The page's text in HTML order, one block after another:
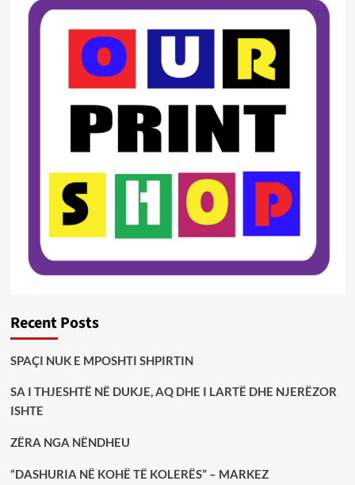
Recent Posts
SPAÇI NUK E MPOSHTI SHPIRTIN
SA I THJESHTË NË DUKJE, AQ DHE I LARTË DHE NJERËZOR
ISHTE
ZËRA NGA NËNDHEU
“DASHURIA NË KOHË TË KOLERËS” – MARKEZ